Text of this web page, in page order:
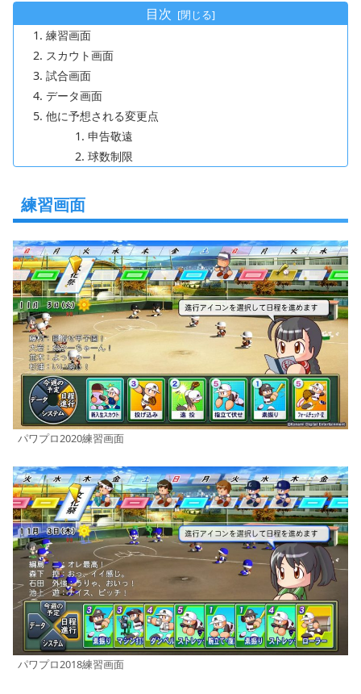
目次
練習画面
スカウト画面
試合画面
データ画面
他に予想される変更点
申告敬遠
球数制限
練習画面
パワプロ2020練習画面
パワプロ2018練習画面